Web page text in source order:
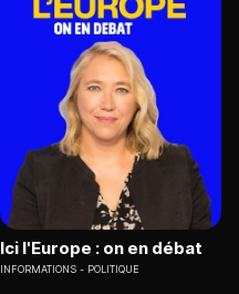
Ici l'Europe : on en débat
INFORMATIONS POLITIQUE